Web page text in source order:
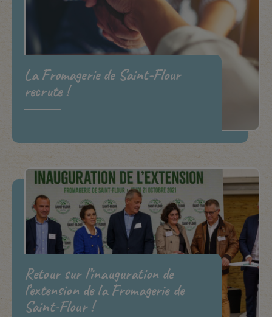
La Fromagerie de Saint-Flour
recrute !
Retour sur l’inauguration de
l’extension de la Fromagerie de
Saint-Flour !